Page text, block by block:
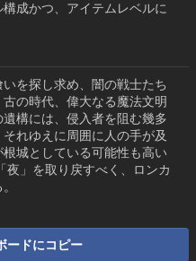
成かつ、アイテムレベルに
を探し求め、闇の戦士たち
の時代、偉大なる魔法文明
構には、侵入者を阻む幾多
れゆえに周囲に人の手が及
城としている可能性も高い
夜」を取り戻すべく、ロンカ
ードにコピー